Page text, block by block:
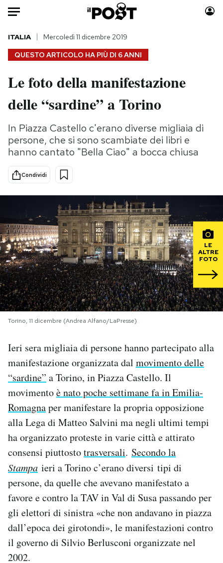
Auto
HOME
Italia
Politica
Tecnologia
Internet
Scienza
Cultura
Economia
Moda
Consumismi
Storie/Idee
Ok Boomer!
Media
Mondiali calcio 2026
PODCAST
NEWSLETTER
I MIEI PREFERITI
CALENDARIO
AREA PERSONALE
Area Personale
Newsletter
Notifiche mobile
Regala il Post
Hai bisogno di aiuto?
QUESTO ARTICOLO HA PIÙ DI 6 ANNI
ITALIA Mercoledì 11 dicembre 2019
Le foto della manifestazione
delle “sardine” a Torino
In Piazza Castello c'erano diverse migliaia di
persone, che si sono scambiate dei libri e
hanno cantato "Bella Ciao" a bocca chiusa
Condividi
LE
ALTRE
FOTO
Torino, 11 dicembre (Andrea Alfano/LaPresse)
Ieri sera migliaia di persone hanno partecipato alla
manifestazione organizzata dal movimento delle
“sardine” a Torino, in Piazza Castello. Il
movimentoè nato poche settimane fa in Emilia-
Romagnaper manifestare la propria opposizione
alla Lega di Matteo Salvini ma negli ultimi tempi
ha organizzato proteste in varie città e attirato
consensi piuttostotrasversali. Secondo la
Stampa ieri a Torino c’erano diversi tipi di
persone, da quelle che avevano manifestato a
favore e contro la TAV in Val di Susa passando per
gli elettori di sinistra «che non andavano in piazza
dall’epoca dei girotondi», le manifestazioni contro
il governo di Silvio Berlusconi organizzate nel
2002.